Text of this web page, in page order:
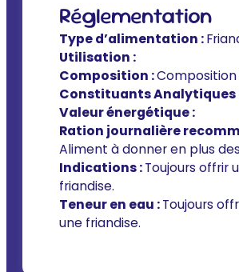
Réglementation
Type d’alimentation :
Utilisation :
Composition :Composition
Constituants Analytiques
Valeur énergétique :
Ration journalière
Aliment à donner en plus
Indications :Toujours offrir
friandise.
Teneur en eau :Toujours
une friandise.